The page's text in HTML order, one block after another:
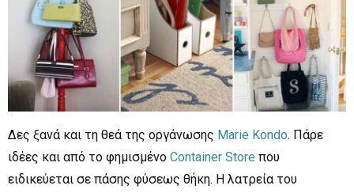
Δες ξανά και τη θεά της οργάνωσης Marie Kondo. Πάρε
ιδέες και από το φημισμένο Container Store που
ειδικεύεται σε πάσης φύσεως θήκη. Η λατρεία του